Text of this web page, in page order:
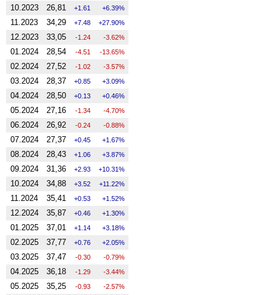
10.2023 26,81 1.61 6.39%
11.2023 34,29 7.48 27.90%
12.2023 33,05 -1.24 -3.62%
01.2024 28,54 -4.51 -13.65%
02.2024 27,52 -1.02 -3.57%
03.2024 28,37 0.85 3.09%
04.2024 28,50 0.13 0.46%
05.2024 27,16 -1.34 -4.70%
06.2024 26,92 -0.24 -0.88%
07.2024 27,37 0.45 1.67%
08.2024 28,43 1.06 3.87%
09.2024 31,36 2.93 10.31%
10.2024 34,88 3.52 11.22%
11.2024 35,41 0.53 1.52%
12.2024 35,87 0.46 1.30%
01.2025 37,01 1.14 3.18%
02.2025 37,77 0.76 2.05%
03.2025 37,47 -0.30 -0.79%
04.2025 36,18 -1.29 -3.44%
05.2025 35,25 -0.93 -2.57%